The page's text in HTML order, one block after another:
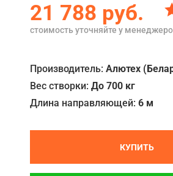
О компании
Отзывы
Контакты
21 788 руб.
стоимость уточняйте у
Производитель: Алютех
Вес створки: До 700 кг
Длина направляющей: 6 м
КУПИТЬ